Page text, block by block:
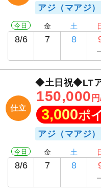
アジ（マアジ）
今日
8/6
金
7
土
8
仕立
◆土日祝◆LT
150,000
3,000ポ
アジ（マアジ）
今日
8/6
金
7
土
8